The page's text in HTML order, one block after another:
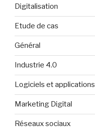
Digitalisation
Etude de cas
Général
Industrie 4.0
Logiciels et applications
Marketing Digital
Réseaux sociaux